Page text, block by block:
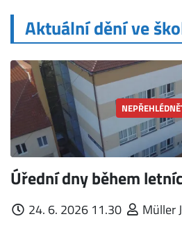
Aktuální dění ve
Úřední dny během
24. 6. 2026 11.30 Müller